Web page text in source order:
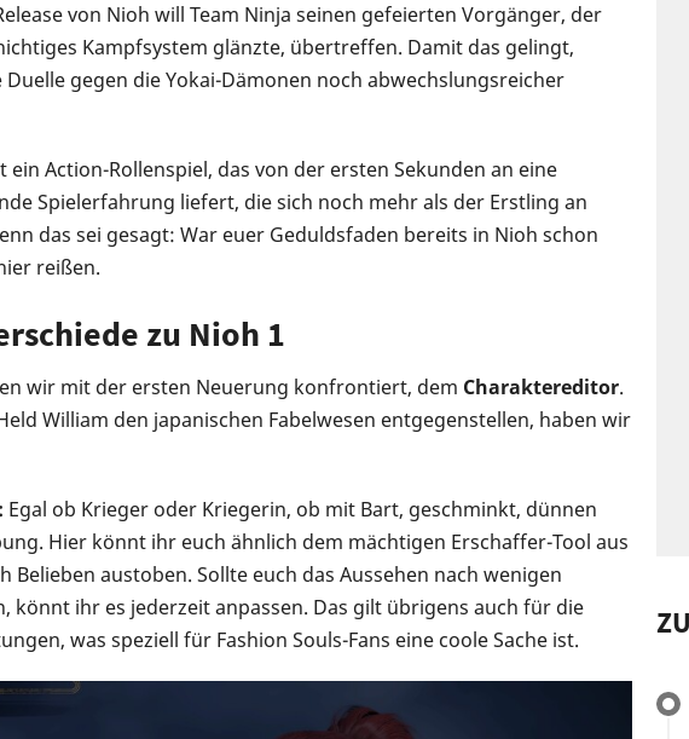
von Nioh will Team Ninja seinen gefeierten Vorgänger, der
Kampfsystem glänzte, übertreffen. Damit das gelingt,
Duelle gegen die Yokai-Dämonen noch abwechslungsreicher
Action-Rollenspiel, das von der ersten Sekunden an eine
Spielerfahrung liefert, die sich noch mehr als der Erstling an
das sei gesagt: War euer Geduldsfaden bereits in Nioh schon
reißen.
zu Nioh 1
wir mit der ersten Neuerung konfrontiert, dem Charaktereditor.
William den japanischen Fabelwesen entgegenstellen, haben wir
Egal ob Krieger oder Kriegerin, ob mit Bart, geschminkt, dünnen
Hier könnt ihr euch ähnlich dem mächtigen Erschaffer-Tool aus
Belieben austoben. Sollte euch das Aussehen nach wenigen
könnt ihr es jederzeit anpassen. Das gilt übrigens auch für die
was speziell für Fashion Souls-Fans eine coole Sache ist.